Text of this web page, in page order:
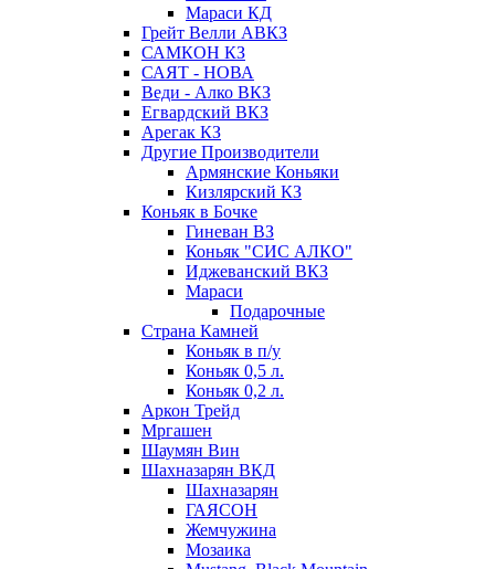
Мараси КД
Грейт Велли АВКЗ
САМКОН КЗ
САЯТ - НОВА
Веди - Алко ВКЗ
Егвардский ВКЗ
Арегак КЗ
Другие Производители
Армянские Коньяки
Кизлярский КЗ
Коньяк в Бочке
Гиневан ВЗ
Коньяк "СИС АЛКО"
Иджеванский ВКЗ
Мараси
Подарочные
Страна Камней
Коньяк в п/у
Коньяк 0,5 л.
Коньяк 0,2 л.
Аркон Трейд
Мргашен
Шаумян Вин
Шахназарян ВКД
Шахназарян
ГАЯСОН
Жемчужина
Мозаика